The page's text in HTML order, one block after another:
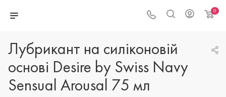
0
Лубрикант на силіконовій
основі Desire by Swiss Navy
Sensual Arousal 75 мл